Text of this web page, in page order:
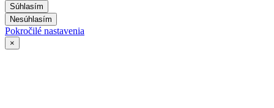
Súhlasím
Nesúhlasím
Pokročilé nastavenia
×